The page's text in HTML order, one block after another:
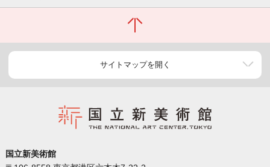
サイトマップを開く
国立新美術館